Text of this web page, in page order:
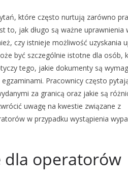
które często nurtują zarówno
to, jak długo są ważne uprawnienia
czy istnieje możliwość uzyskania
być szczególnie istotne dla osób,
tego, jakie dokumenty są
Pracownicy często
za granicą oraz jakie są
uwagę na kwestie związane z
w przypadku wystąpienia
dla operatorów